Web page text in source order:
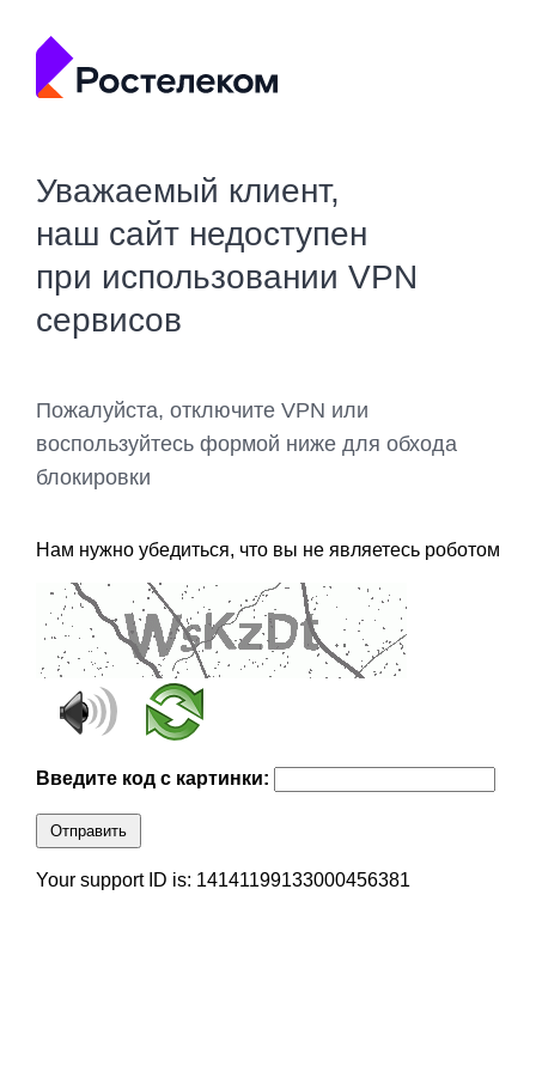
Уважаемый клиент,
наш сайт недоступен
при использовании VPN
сервисов
Пожалуйста, отключите VPN или
воспользуйтесь формой ниже для обхода
блокировки
Нам нужно убедиться, что вы не являетесь роботом
Введите код с картинки:
Отправить
Your support ID is: 14141199133000456381